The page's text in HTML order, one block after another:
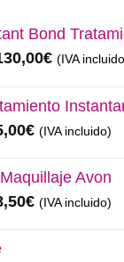
Bond
€El
actual
130,00€.
(IVA
€El
actual
45,00€.
(IVA incluido)
Avon
€El(IVA incluido)